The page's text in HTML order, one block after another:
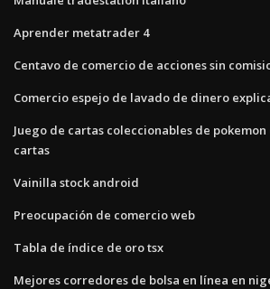
Aprender metatrader 4
Centavo de comercio de acciones sin
Comercio espejo de lavado de dinero
Juego de cartas coleccionables de
cartas
Vainilla stock android
Preocupación de comercio web
Tabla de índice de oro tsx
Mejores corredores de bolsa en línea en